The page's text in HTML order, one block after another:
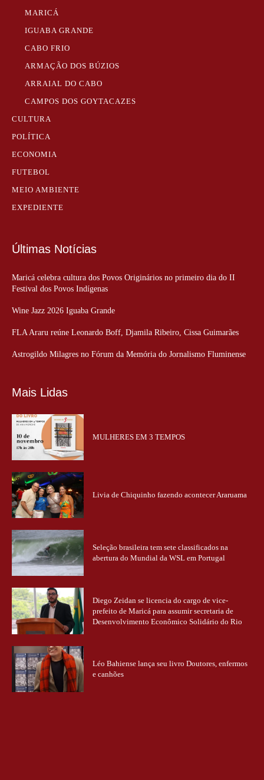
MARICÁ
IGUABA GRANDE
CABO FRIO
ARMAÇÃO DOS BÚZIOS
ARRAIAL DO CABO
CAMPOS DOS GOYTACAZES
CULTURA
POLÍTICA
ECONOMIA
FUTEBOL
MEIO AMBIENTE
EXPEDIENTE
Últimas Notícias
Maricá celebra cultura dos Povos Originários no primeiro dia do II
Festival dos Povos Indígenas
Wine Jazz 2026 Iguaba Grande
FLA Araru reúne Leonardo Boff, Djamila Ribeiro, Cissa Guimarães
Astrogildo Milagres no Fórum da Memória do Jornalismo Fluminense
Mais Lidas
MULHERES EM 3 TEMPOS
Livia de Chiquinho fazendo acontecer Araruama
Seleção brasileira tem sete classificados na
abertura do Mundial da WSL em Portugal
Diego Zeidan se licencia do cargo de vice-
prefeito de Maricá para assumir secretaria de
Desenvolvimento Econômico Solidário do Rio
Léo Bahiense lança seu livro Doutores, enfermos
e canhões